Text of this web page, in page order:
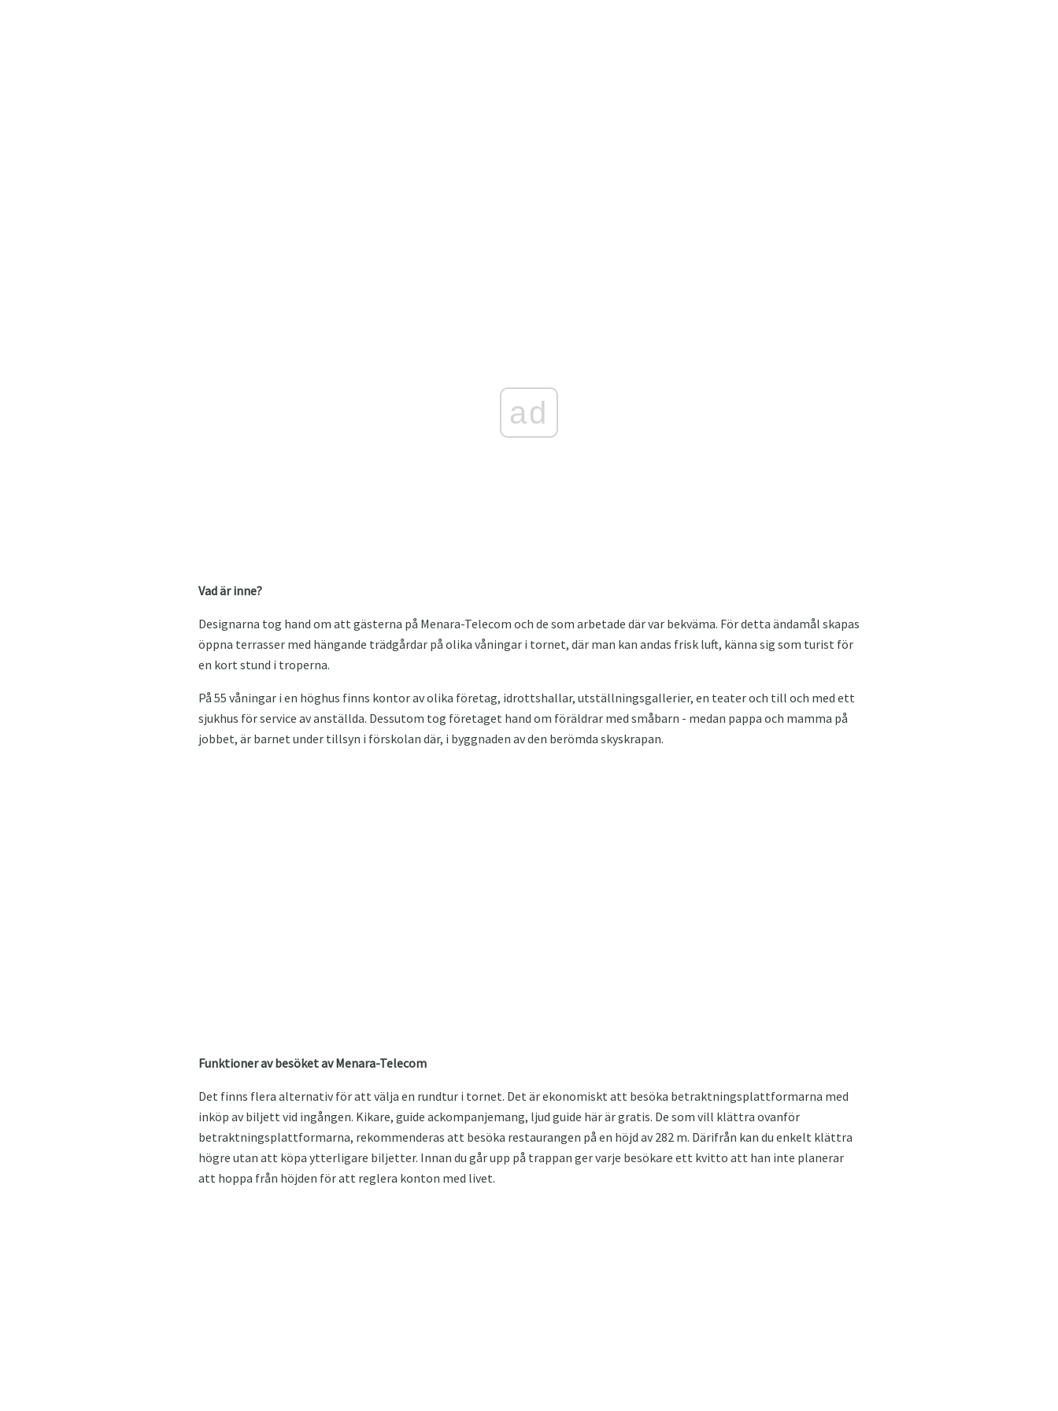
ad
Vad är inne?
Designarna tog hand om att gästerna på Menara-Telecom och de som arbetade där var bekväma. För detta ändamål skapas
öppna terrasser med hängande trädgårdar på olika våningar i tornet, där man kan andas frisk luft, känna sig som turist för
en kort stund i troperna.
På 55 våningar i en höghus finns kontor av olika företag, idrottshallar, utställningsgallerier, en teater och till och med ett
sjukhus för service av anställda. Dessutom tog företaget hand om föräldrar med småbarn - medan pappa och mamma på
jobbet, är barnet under tillsyn i förskolan där, i byggnaden av den berömda skyskrapan.
Funktioner av besöket av Menara-Telecom
Det finns flera alternativ för att välja en rundtur i tornet. Det är ekonomiskt att besöka betraktningsplattformarna med
inköp av biljett vid ingången. Kikare, guide ackompanjemang, ljud guide här är gratis. De som vill klättra ovanför
betraktningsplattformarna, rekommenderas att besöka restaurangen på en höjd av 282 m. Därifrån kan du enkelt klättra
högre utan att köpa ytterligare biljetter. Innan du går upp på trappan ger varje besökare ett kvitto att han inte planerar
att hoppa från höjden för att reglera konton med livet.